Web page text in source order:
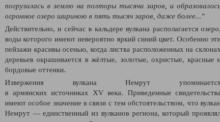
погрузилась в землю на полторы тысячи заров, и
огромное озеро шириною в пять тысяч заров, даже более..."
Действительно, и сейчас в кальдере вулкана располагается
воды которого имеют невероятно яркий синий цвет. Особенно
пейзажи красивы осенью, когда листва расположенных на
деревьев окрашивается в жёлтые, золотые, охристые, красные
бордовые оттенки.
Извержения
вулкана Немрут
в армянских источниках XV века. Приведенные
имеют особое значение в связи с тем обстоятельством, что
Немрут — единственный из вулканов региона, который